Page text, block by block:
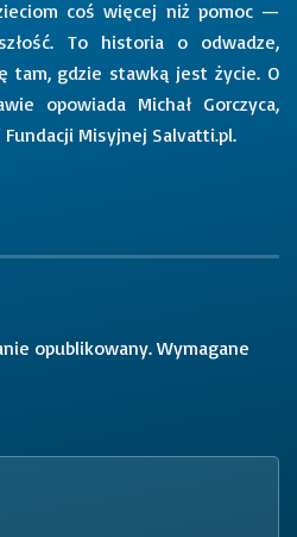
coś więcej niż pomoc —
To historia o odwadze,
tam, gdzie stawką jest życie. O
opowiada Michał Gorczyca,
Misyjnej Salvatti.pl.
opublikowany. Wymagane